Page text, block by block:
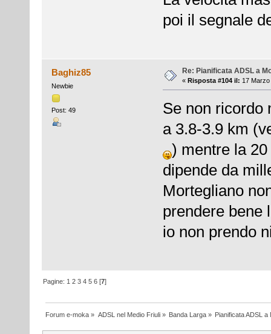
poi il segnale
Baghiz85
Newbie
Post: 49
Re: Pianificata ADSL a
« Risposta #104 il: 17
Se non ricordo
a 3.8-3.9 km
) mentre la
dipende da
Mortegliano
prendere bene
io non prendo
Pagine: 1 2 3 4 5 6 [7]
Forum e-moka » ADSL nel Medio Friuli» Banda Larga» Pianificata ADSL